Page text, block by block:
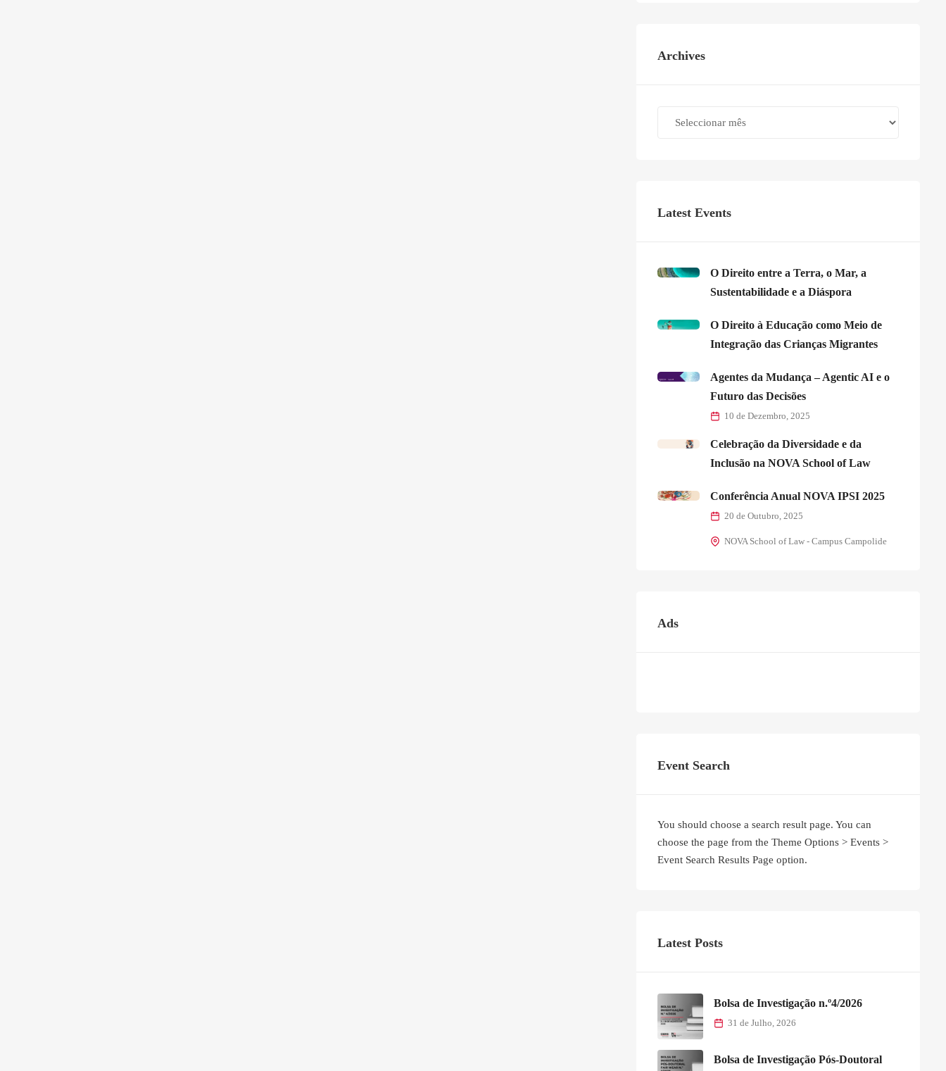
Archives
Latest Events
O Direito entre a Terra, o Mar, a
Sustentabilidade e a Diáspora
O Direito à Educação como Meio de
Integração das Crianças Migrantes
Agentes da Mudança – Agentic AI e o
Futuro das Decisões
10 de Dezembro, 2025
Celebração da Diversidade e da
Inclusão na NOVA School of Law
Conferência Anual NOVA IPSI 2025
20 de Outubro, 2025
NOVA School of Law - Campus Campolide
Ads
Event Search
You should choose a search result page. You can
choose the page from the Theme Options > Events >
Event Search Results Page option.
Latest Posts
Bolsa de Investigação n.º4/2026
31 de Julho, 2026
Bolsa de Investigação Pós-Doutoral